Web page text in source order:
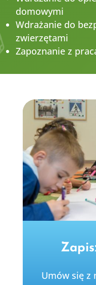
domowymi
Wdrażanie do
zwierzętami
Zapoznanie z
Umów się z